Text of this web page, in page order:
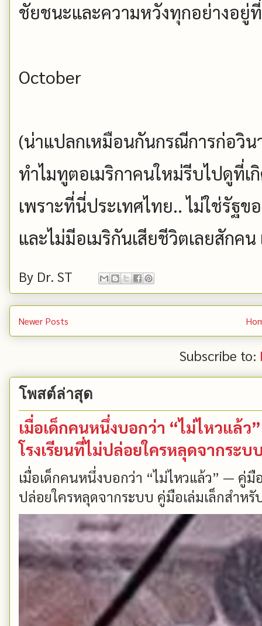
ชัยชนะและความหวังทุกอย่างอยู่
October
(น่าแปลกเหมือนกันกรณีการก่อวิ
ทำไมทูตอเมริกาคนใหม่รีบไปดูที่เ
เพราะที่นี่ประเทศไทย.. ไม่ใช่รัฐข
และไม่มีอเมริกันเสียชีวิตเลยสักค
By Dr. ST
Newer Posts
Subscribe to:
โพสต์ล่าสุด
เมื่อเด็กคนหนึ่งบอกว่า “ไม่ไหวแล้
โรงเรียนที่ไม่ปล่อยใครหลุดจากระบ
เมื่อเด็กคนหนึ่งบอกว่า “ไม่ไหวแล้ว” — คู่
ปล่อยใครหลุดจากระบบ คู่มือเล่มเล็กสำหรั